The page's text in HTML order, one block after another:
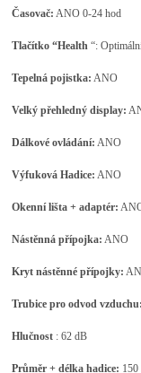
Časovač: ANO 0-24 hod
Tlačítko “Health “:
Tepelná pojistka: ANO
Velký přehledný display:
Dálkové ovládání: ANO
Výfuková Hadice: ANO
Okenní lišta + adaptér:
Nástěnná přípojka: ANO
Kryt nástěnné přípojky:
Trubice pro odvod vzduchu:
Hlučnost : 62 dB
Průměr + délka hadice: